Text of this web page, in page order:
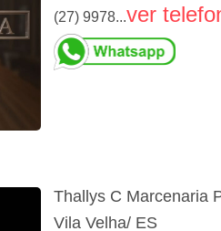
(27) 9978...ver
Thallys C Marcenaria
Vila Velha/ ES